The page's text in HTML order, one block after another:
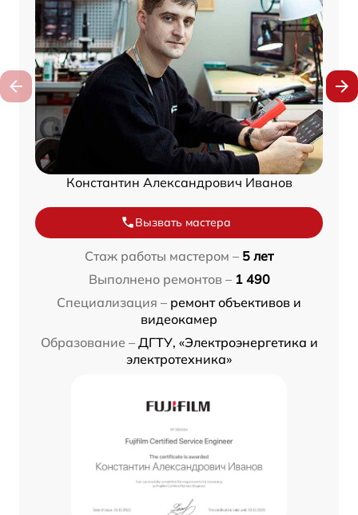
Константин Александрович Иванов
Вызвать мастера
Стаж работы мастером – 5 лет
Выполнено ремонтов – 1 490
Специализация – ремонт объективов и
видеокамер
Образование – ДГТУ, «Электроэнергетика и
электротехника»